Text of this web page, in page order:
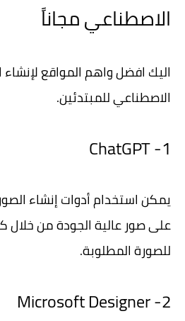
الاصطناعي مجاناً
اليك افضل واهم المواقع لإنشاء
الاصطناعي للمبتدئين.
1- ChatGPT
يمكن استخدام أدوات إنشاء
على صور عالية الجودة من
للصورة المطلوبة.
2- Microsoft Designer